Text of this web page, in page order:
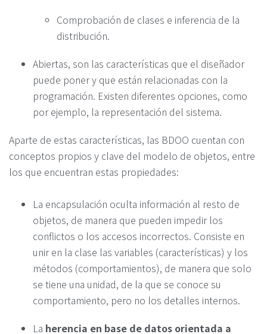
Comprobación de clases e inferencia de la
distribución.
Abiertas, son las características que el diseñador
puede poner y que están relacionadas con la
programación. Existen diferentes opciones, como
por ejemplo, la representación del sistema.
Aparte de estas características, las BDOO cuentan con
conceptos propios y clave del modelo de objetos, entre
los que encuentran estas propiedades:
La encapsulación oculta información al resto de
objetos, de manera que pueden impedir los
conflictos o los accesos incorrectos. Consiste en
unir en la clase las variables (características) y los
métodos (comportamientos), de manera que solo
se tiene una unidad, de la que se conoce su
comportamiento, pero no los detalles internos.
La herencia en base de datos orientada a